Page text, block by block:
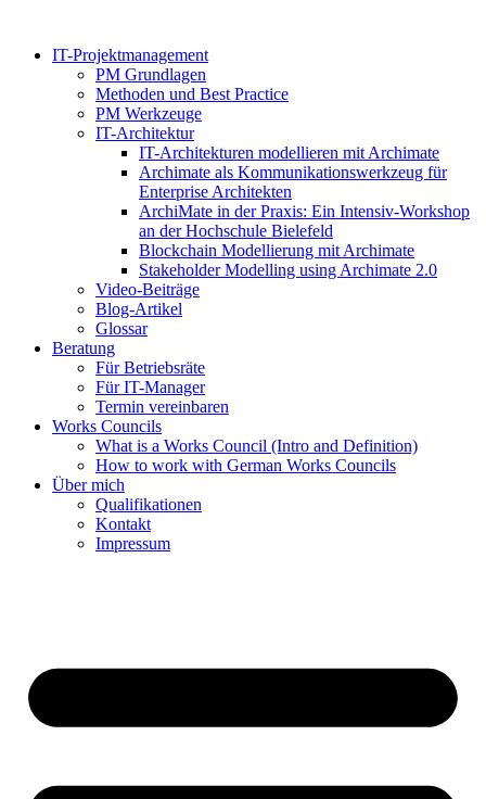
springenIT-Projektmanagement
PM Grundlagen
Methoden und Best Practice
PM Werkzeuge
IT-Architektur
IT-Architekturen modellieren mit Archimate
Archimate als Kommunikationswerkzeug für
Enterprise Architekten
ArchiMate in der Praxis: Ein Intensiv-Workshop
an der Hochschule Bielefeld
Blockchain Modellierung mit Archimate
Stakeholder Modelling using Archimate 2.0
Video-Beiträge
Blog-Artikel
Glossar
Beratung
Für Betriebsräte
Für IT-Manager
Termin vereinbaren
Works Councils
What is a Works Council (Intro and Definition)
How to work with German Works Councils
Über mich
Qualifikationen
Kontakt
Impressum